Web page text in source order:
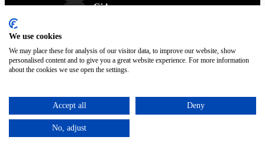
Gidsen
Terug
Dansk
Italiano
Polski
We use cookies
We may place these for analysis of our visitor data, to improve our website, show
personalised content and to give you a great website experience. For more information
about the cookies we use open the settings.
Accept all Deny
No, adjust